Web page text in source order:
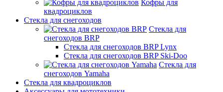
Кофры для
квадроциклов
Стекла для снегоходов
Стекла для
снегоходов BRP
Стекла для снегоходов BRP Lynx
Стекла для снегоходов BRP Ski-Doo
Стекла для
снегоходов Yamaha
Стекла для квадроциклов